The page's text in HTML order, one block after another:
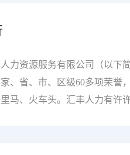
的稳定运行，为千家万户送
络发达的时代，世界处处是
什么‘角色’，我们的工作也
力资源服务有限公司（以下
、省、市、区级60多项荣誉
马、火车头。汇丰人力有许